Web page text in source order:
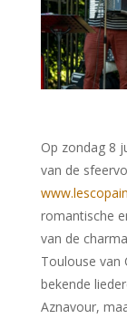
Op zondag 8
van de
romantische
van de
Toulouse van
bekende
Aznavour,